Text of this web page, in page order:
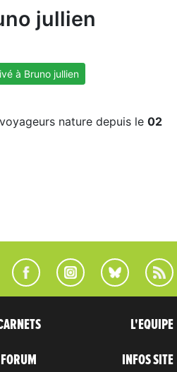
jullien
à Bruno jullien
nature depuis le 02
FORUM
L'EQUIPE
INFOS SITE